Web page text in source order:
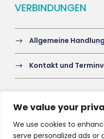
We value your
We use cookies to
serve personalized ads
VERBINDUNGEN
Allgemeine
Kontakt und
Copyright 2021